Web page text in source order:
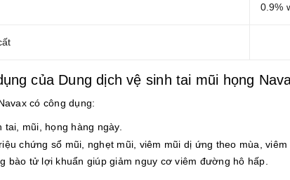
0.9%
của Dung dịch vệ sinh tai mũi họng
có công dụng:
tai, mũi, họng hàng ngày.
chứng sổ mũi, nghẹt mũi , viêm mũi dị ứng theo mùa, viêm
bào tử lợi khuẩn giúp giảm nguy cơ viêm đường hô hấp.